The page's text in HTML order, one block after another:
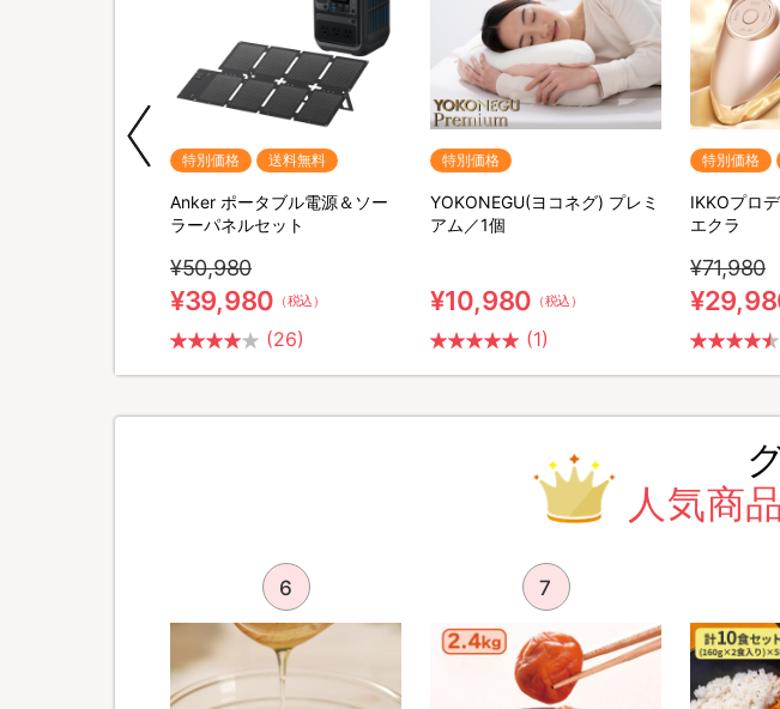
特別価格 送料無料
Anker ポータブル電源＆ソー
ラーパネルセット
¥50,980
¥39,980 （税込）
(26)
特別価格
YOKONEGU(ヨコネグ) プレミ
アム／1個
¥10,980 （税込）
(1)
特別価格
IKKOプロ
エクラ
¥71,980
人気商品
6 7